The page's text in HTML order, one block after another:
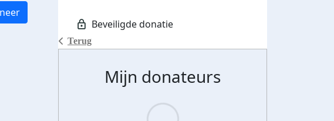
Terug
Mijn donateurs